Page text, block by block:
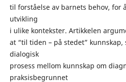
til forståelse av barnets behov, for
utvikling
i ulike kontekster. Artikkelen
at “til tiden – på stedet”
dialogisk
prosess mellom kunnskap om
praksisbegrunnet